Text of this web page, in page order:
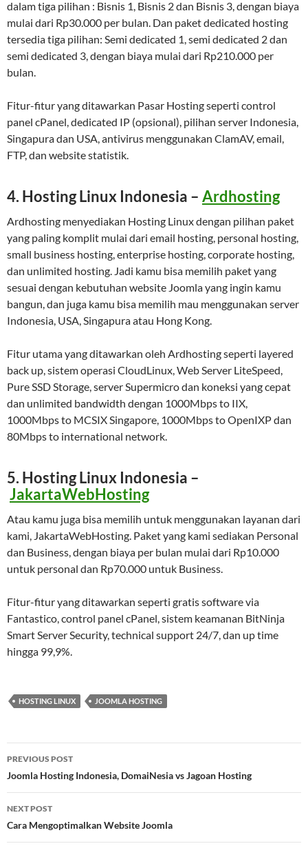
dalam tiga pilihan : Bisnis 1, Bisnis 2 dan Bisnis 3, dengan biaya
mulai dari Rp30.000 per bulan. Dan paket dedicated hosting
tersedia tiga pilihan: Semi dedicated 1, semi dedicated 2 dan
semi dedicated 3, dengan biaya mulai dari Rp210.000 per
bulan.
Fitur-fitur yang ditawarkan Pasar Hosting seperti control
panel cPanel, dedicated IP (opsional), pilihan server Indonesia,
Singapura dan USA, antivirus menggunakan ClamAV, email,
FTP, dan website statistik.
4. Hosting Linux Indonesia – Ardhosting
Ardhosting menyediakan Hosting Linux dengan pilihan paket
yang paling komplit mulai dari email hosting, personal hosting,
small business hosting, enterprise hosting, corporate hosting,
dan unlimited hosting. Jadi kamu bisa memilih paket yang
sesuai dengan kebutuhan website Joomla yang ingin kamu
bangun, dan juga kamu bisa memilih mau menggunakan server
Indonesia, USA, Singapura atau Hong Kong.
Fitur utama yang ditawarkan oleh Ardhosting seperti layered
back up, sistem operasi CloudLinux, Web Server LiteSpeed,
Pure SSD Storage, server Supermicro dan koneksi yang cepat
dan unlimited bandwidth dengan 1000Mbps to IIX,
1000Mbps to MCSIX Singapore, 1000Mbps to OpenIXP dan
80Mbps to international network.
5. Hosting Linux Indonesia –
JakartaWebHosting
Atau kamu juga bisa memilih untuk menggunakan layanan dari
kami, JakartaWebHosting. Paket yang kami sediakan Personal
dan Business, dengan biaya per bulan mulai dari Rp10.000
untuk personal dan Rp70.000 untuk Business.
Fitur-fitur yang ditawarkan seperti gratis software via
Fantastico, control panel cPanel, sistem keamanan BitNinja
Smart Server Security, technical support 24/7, dan up time
hingga 99,9%.
HOSTING LINUX JOOMLA HOSTING
Post
navigation
PREVIOUS POST
Joomla Hosting Indonesia, DomaiNesia vs Jagoan Hosting
NEXT POST
Cara Mengoptimalkan Website Joomla